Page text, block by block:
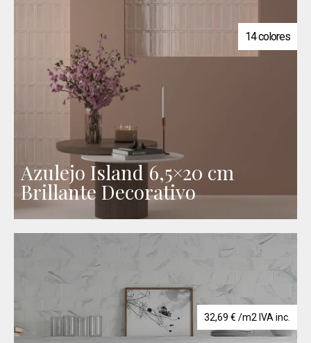
14 colores
Azulejo Island 6,5×20 cm
Brillante Decorativo
32,69 € /m2 IVA inc.